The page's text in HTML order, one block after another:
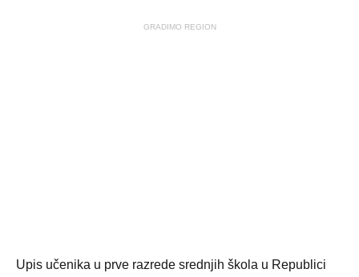
GRADIMO REGION
Upis učenika u prve razrede srednjih škola u Republici